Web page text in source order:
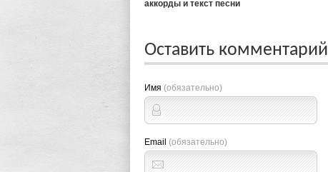
аккорды и текст песни
Оставить комментарий
Имя (обязательно)
Email (обязательно)